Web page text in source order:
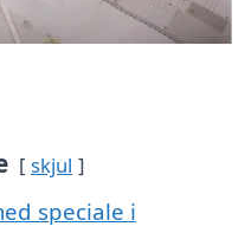
skjul
speciale i